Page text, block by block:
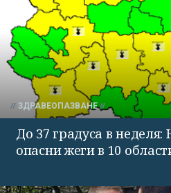
ЗДРАВЕОПАЗВАНЕ
До 37 градуса в
опасни жеги в 10